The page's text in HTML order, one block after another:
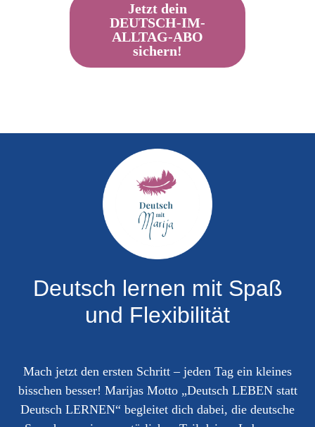
Jetzt dein
DEUTSCH-IM-
ALLTAG-ABO
sichern!
Deutsch lernen mit Spaß
und Flexibilität
Mach jetzt den ersten Schritt – jeden Tag ein kleines
bisschen besser! Marijas Motto „Deutsch LEBEN statt
Deutsch LERNEN“ begleitet dich dabei, die deutsche